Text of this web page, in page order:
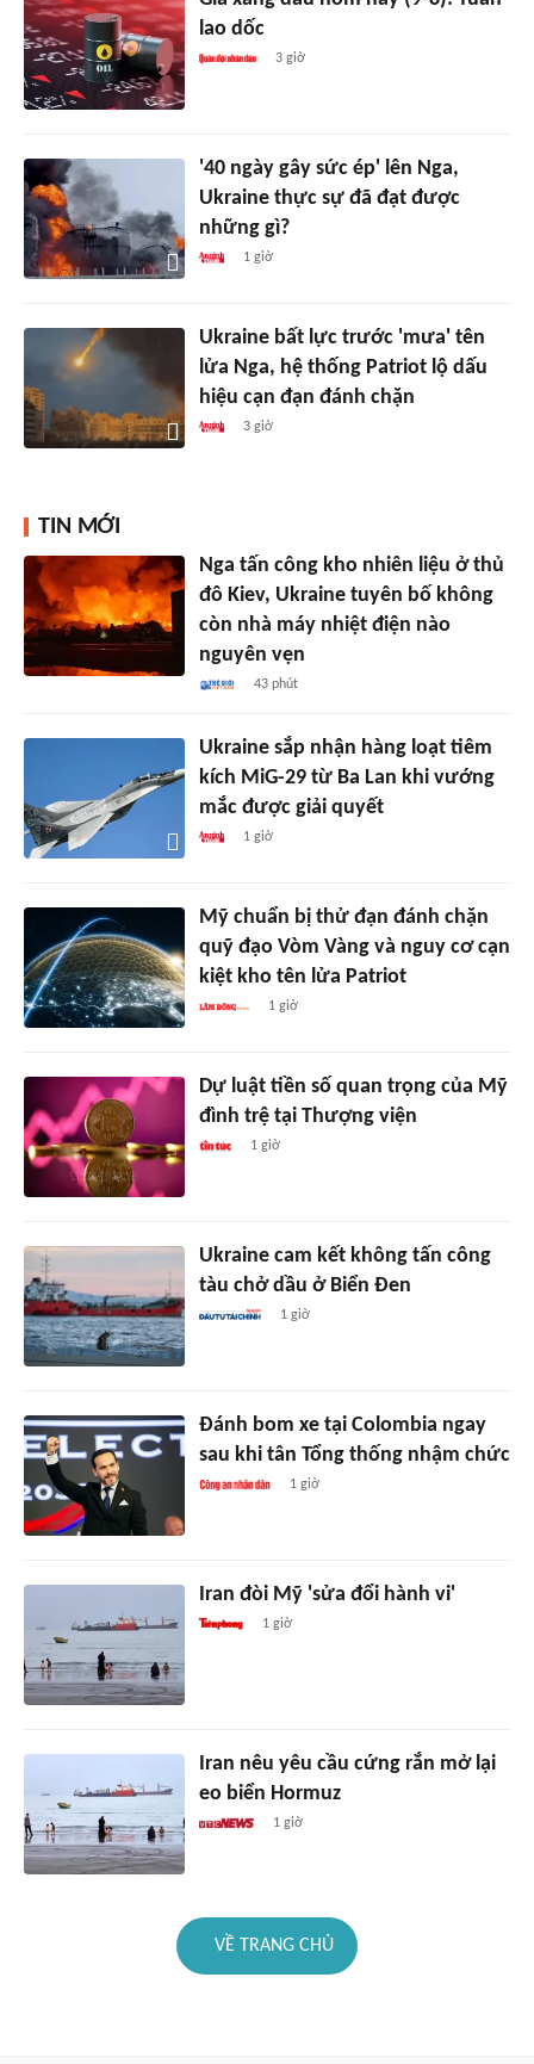
lao dốc
3 giờ
'40 ngày gây sức ép' lên Nga,
Ukraine thực sự đã đạt được
những gì?
1 giờ
Ukraine bất lực trước 'mưa' tên
lửa Nga, hệ thống Patriot lộ dấu
hiệu cạn đạn đánh chặn
3 giờ
TIN MỚI
Nga tấn công kho nhiên liệu ở thủ
đô Kiev, Ukraine tuyên bố không
còn nhà máy nhiệt điện nào
nguyên vẹn
43 phút
Ukraine sắp nhận hàng loạt tiêm
kích MiG-29 từ Ba Lan khi vướng
mắc được giải quyết
1 giờ
Mỹ chuẩn bị thử đạn đánh chặn
quỹ đạo Vòm Vàng và nguy cơ cạn
kiệt kho tên lửa Patriot
1 giờ
Dự luật tiền số quan trọng của Mỹ
đình trệ tại Thượng viện
1 giờ
Ukraine cam kết không tấn công
tàu chở dầu ở Biển Đen
1 giờ
Đánh bom xe tại Colombia ngay
sau khi tân Tổng thống nhậm chức
1 giờ
Iran đòi Mỹ 'sửa đổi hành vi'
1 giờ
Iran nêu yêu cầu cứng rắn mở lại
eo biển Hormuz
1 giờ
VỀ TRANG CHỦ